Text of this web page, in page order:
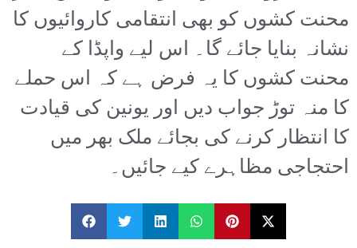
محنت کشوں کو بھی انتقامی کاروائیوں کا
نشانہ بنایا جائے گا۔ اس لیے واپڈا کے
محنت کشوں کا یہ فرض ہے کہ اس حملے
کا منہ توڑ جواب دیں اور یونین کی قیادت
کا انتظار کرنے کی بجائے ملک بھر میں
احتجاجی مظاہرے کیے جائیں۔